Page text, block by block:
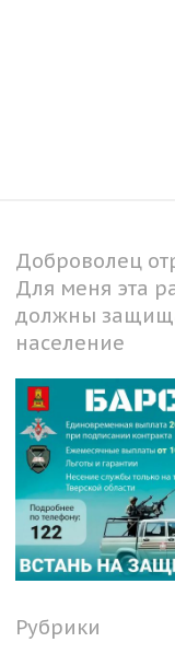
Доброволец
Для меня эта
должны
население
Рубрики